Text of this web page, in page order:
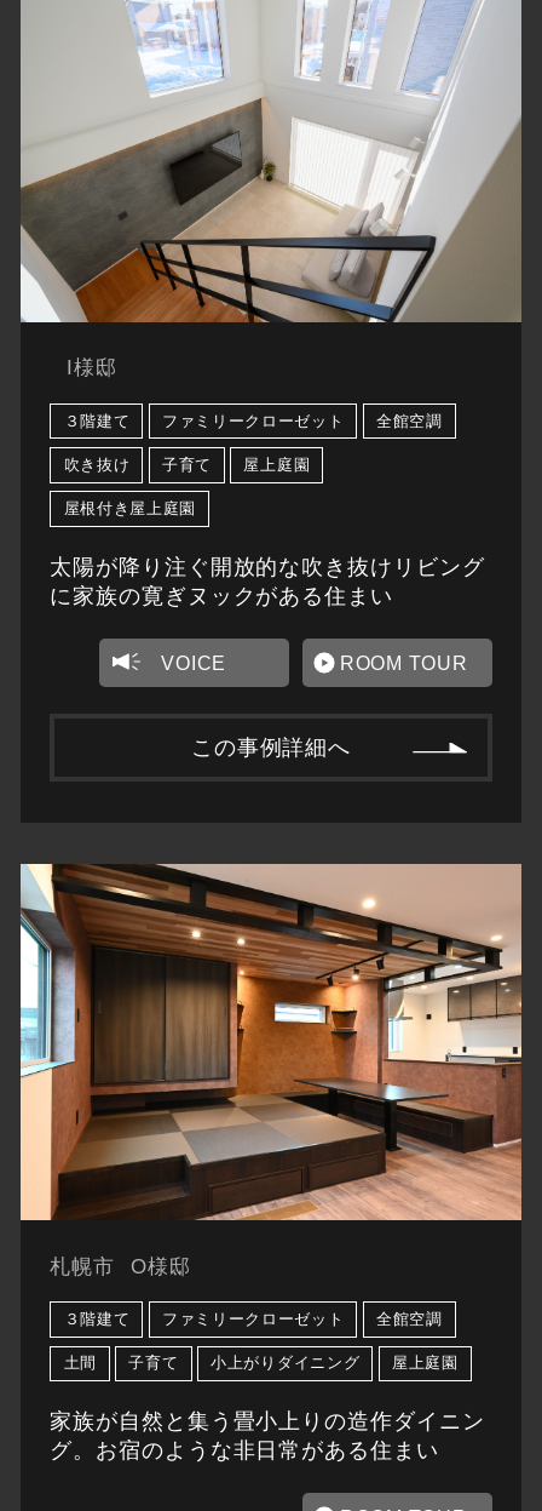
I様邸
３階建て ファミリークローゼット 全館空調
吹き抜け 子育て 屋上庭園
屋根付き屋上庭園
太陽が降り注ぐ開放的な吹き抜けリビング
に家族の寛ぎヌックがある住まい
VOICE ROOM TOUR
この事例詳細へ
札幌市 O様邸
３階建て ファミリークローゼット 全館空調
土間 子育て 小上がりダイニング 屋上庭園
家族が自然と集う畳小上りの造作ダイニン
グ。お宿のような非日常がある住まい